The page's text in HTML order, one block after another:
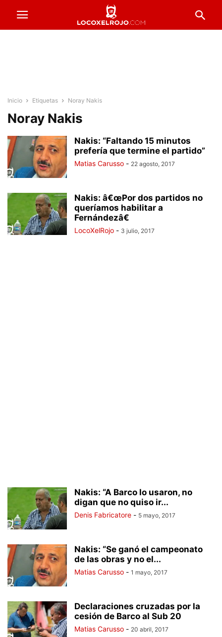
Inicio Etiquetas Noray Nakis
Noray Nakis
Nakis: “Faltando 15 minutos
prefería que termine el partido”
Matias Carusso - 22 agosto, 2017
Nakis: â€œPor dos partidos no
queríamos habilitar a
Fernándezâ€
LocoXelRojo - 3 julio, 2017
Nakis: “A Barco lo usaron, no
digan que no quiso ir...
Denis Fabricatore - 5 mayo, 2017
Nakis: “Se ganó el campeonato
de las obras y no el...
Matias Carusso - 1 mayo, 2017
Declaraciones cruzadas por la
cesión de Barco al Sub 20
Matias Carusso - 20 abril, 2017